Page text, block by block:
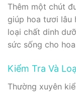
Thêm một chút
giúp hoa tươi lâu
loại chất dinh
sức sống cho
Kiểm Tra Và
Thường xuyên